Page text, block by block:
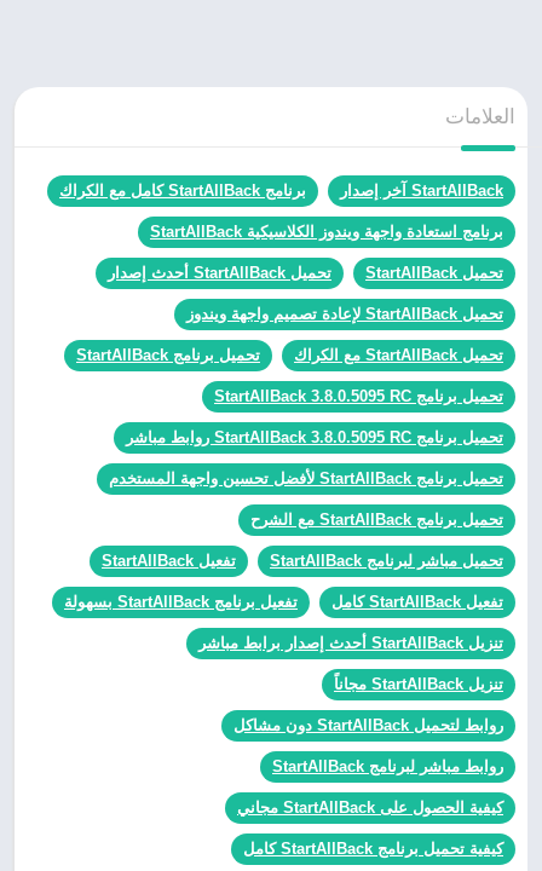
العلامات
StartAllBack آخر إصدار برنامج StartAllBack كامل مع الكراك
برنامج استعادة واجهة ويندوز الكلاسيكية StartAllBack
تحميل StartAllBack تحميل StartAllBack أحدث إصدار
تحميل StartAllBack لإعادة تصميم واجهة ويندوز
تحميل StartAllBack مع الكراك تحميل برنامج StartAllBack
تحميل برنامج StartAllBack 3.8.0.5095 RC
تحميل برنامج StartAllBack 3.8.0.5095 RC روابط مباشر
تحميل برنامج StartAllBack لأفضل تحسين واجهة المستخدم
تحميل برنامج StartAllBack مع الشرح
تحميل مباشر لبرنامج StartAllBack تفعيل StartAllBack
تفعيل StartAllBack كامل تفعيل برنامج StartAllBack بسهولة
تنزيل StartAllBack أحدث إصدار برابط مباشر
تنزيل StartAllBack مجاناً
روابط لتحميل StartAllBack دون مشاكل
روابط مباشر لبرنامج StartAllBack
كيفية الحصول على StartAllBack مجاني
كيفية تحميل برنامج StartAllBack كامل